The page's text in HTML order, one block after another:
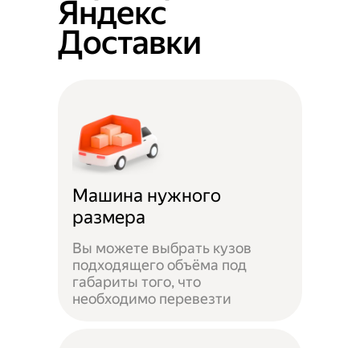
Яндекс
Доставки
Машина нужного
размера
Вы можете выбрать кузов
подходящего объёма под
габариты того, что
необходимо перевезти